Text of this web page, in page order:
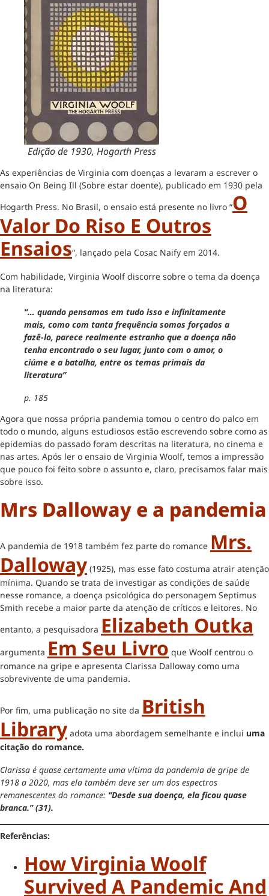
Edição de 1930, Hogarth Press
As experiências de Virginia com doenças a levaram a escrever o
ensaio On Being Ill (Sobre estar doente), publicado em 1930 pela
Hogarth Press. No Brasil, o ensaio está presente no livro “O
Valor Do Riso E Outros
Ensaios“, lançado pela Cosac Naify em 2014.
Com habilidade, Virginia Woolf discorre sobre o tema da doença
na literatura:
“… quando pensamos em tudo isso e infinitamente
mais, como com tanta frequência somos forçados a
fazê-lo, parece realmente estranho que a doença não
tenha encontrado o seu lugar, junto com o amor, o
ciúme e a batalha, entre os temas primais da
literatura”
p. 185
Agora que nossa própria pandemia tomou o centro do palco em
todo o mundo, alguns estudiosos estão escrevendo sobre como as
epidemias do passado foram descritas na literatura, no cinema e
nas artes. Após ler o ensaio de Virginia Woolf, temos a impressão
que pouco foi feito sobre o assunto e, claro, precisamos falar mais
sobre isso.
Mrs Dalloway e a pandemia
A pandemia de 1918 também fez parte do romance Mrs.
Dalloway (1925), mas esse fato costuma atrair atenção
mínima. Quando se trata de investigar as condições de saúde
nesse romance, a doença psicológica do personagem Septimus
Smith recebe a maior parte da atenção de críticos e leitores. No
entanto, a pesquisadora Elizabeth Outka
argumenta Em Seu Livro que Woolf centrou o
romance na gripe e apresenta Clarissa Dalloway como uma
sobrevivente de uma pandemia.
Por fim, uma publicação no site da British
Library adota uma abordagem semelhante e inclui uma
citação do romance.
Clarissa é quase certamente uma vítima da pandemia de gripe de
1918 a 2020, mas ela também deve ser um dos espectros
remanescentes do romance: “Desde sua doença, ela ficou quase
branca.” (31).
Referências:
How Virginia Woolf
Survived A Pandemic And